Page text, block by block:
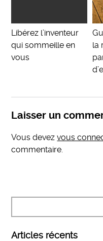
Libérez l’inventeur
qui sommeille en
vous
la
Laisser un
Vous devezvous
commentaire.
Articles récents